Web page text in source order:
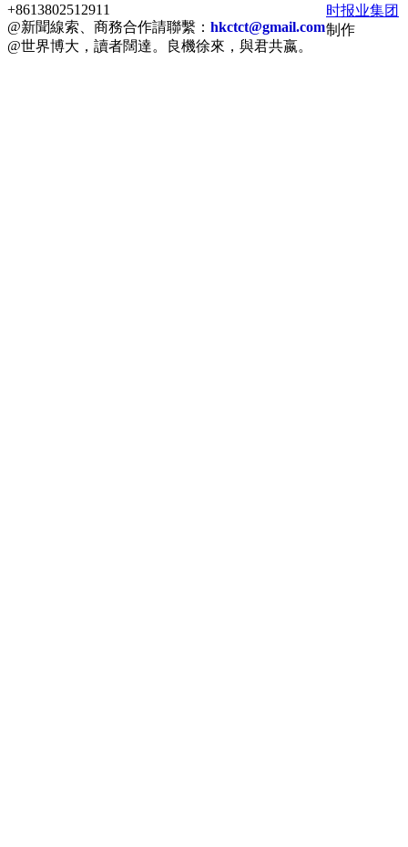
+8613802512911
@新聞線索、商務合作請聯繫： hkctct@gmail.com
@世界博大，讀者闊達。良機徐來，與君共嬴。
时报业集团
制作